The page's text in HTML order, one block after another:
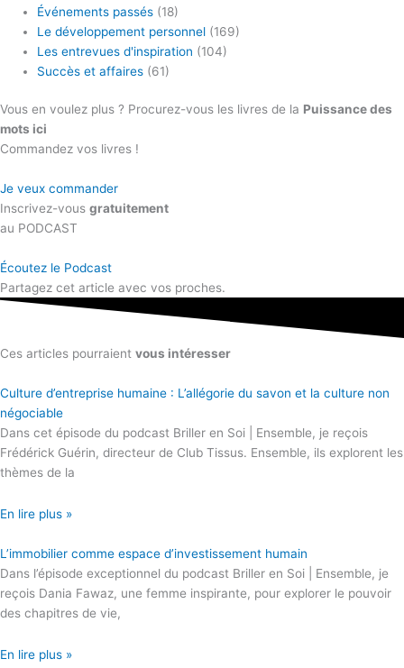
Événements passés (18)
Le développement personnel (169)
Les entrevues d'inspiration (104)
Succès et affaires (61)
Vous en voulez plus ? Procurez-vous les livres de la Puissance des
mots ici
Commandez vos livres !
Je veux commander
Inscrivez-vous gratuitement
au PODCAST
Écoutez le Podcast
Partagez cet article avec vos proches.
Ces articles pourraient vous intéresser
Culture d’entreprise humaine : L’allégorie du savon et la culture non
négociable
Dans cet épisode du podcast Briller en Soi | Ensemble, je reçois
Frédérick Guérin, directeur de Club Tissus. Ensemble, ils explorent les
thèmes de la
En lire plus »
L’immobilier comme espace d’investissement humain
Dans l’épisode exceptionnel du podcast Briller en Soi | Ensemble, je
reçois Dania Fawaz, une femme inspirante, pour explorer le pouvoir
des chapitres de vie,
En lire plus »